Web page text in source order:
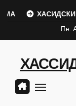
ХАСИДСКИЕ
Пн.